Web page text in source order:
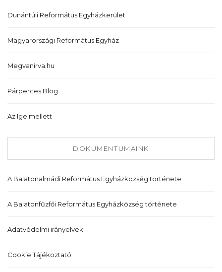
Dunántúli Református Egyházkerület
Magyarországi Református Egyház
Megvanirva.hu
Párperces Blog
Az Ige mellett
DOKUMENTUMAINK
A Balatonalmádi Református Egyházközség története
A Balatonfűzfői Református Egyházközség története
Adatvédelmi irányelvek
Cookie Tájékoztató